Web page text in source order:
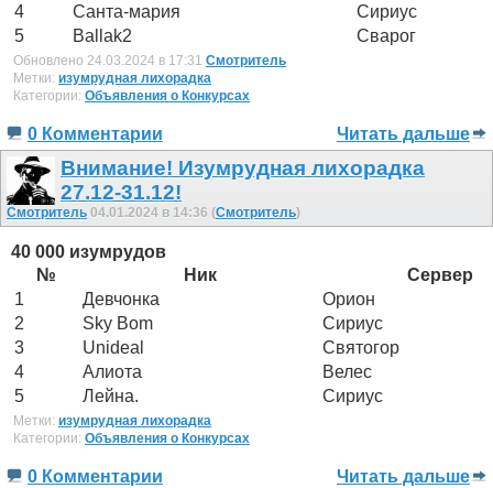
4
Санта-мария
Сириус
5
Ballak2 Сварог
Обновлено 24.03.2024 в 17:31 Смотритель
Метки: изумрудная лихорадка
Категории: Объявления о Конкурсах
0 Комментарии Читать дальше
Внимание! Изумрудная лихорадка
27.12-31.12!
Смотритель 04.01.2024 в 14:36 (Смотритель)
40 000 изумрудов
№
Ник
Сервер
1
Девчонка
Орион
2
Sky Bom
Сириус
3
Unideal
Святогор
4
Алиота
Велес
5
Лейна. Сириус
Метки: изумрудная лихорадка
Категории: Объявления о Конкурсах
0 Комментарии Читать дальше